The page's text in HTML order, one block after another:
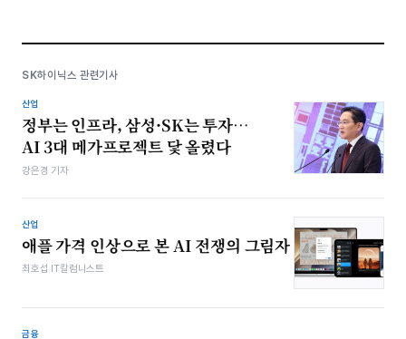
SK하이닉스 관련기사
산업
정부는 인프라, 삼성·SK는 투자…
AI 3대 메가프로젝트 닻 올렸다
강은경 기자
산업
애플 가격 인상으로 본 AI 전쟁의 그림자
최호섭 IT칼럼니스트
금융